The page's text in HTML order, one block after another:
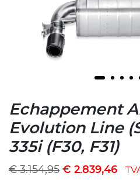
Echappement
Evolution Line
335i (F30, F31)
€3.154,95 € 2.839,46